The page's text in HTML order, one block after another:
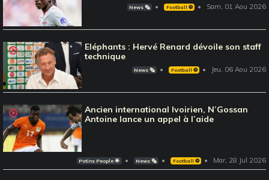
News 🗞️ Football ⚽️ Sam, 01 Aou 2026
Eléphants : Hervé Renard dévoile son staff
technique
News 🗞️ Football ⚽️ Jeu, 06 Aou 2026
Ancien international Ivoirien, N’Gossan
Antoine lance un appel à l’aide
Potins People 🌟 News 🗞️ Football ⚽️ Mar, 28 Jul 2026